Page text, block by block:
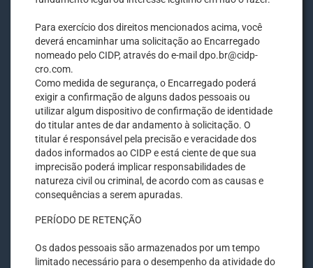
Para exercício dos direitos mencionados acima, você
deverá encaminhar uma solicitação ao Encarregado
nomeado pelo CIDP, através do e-mail dpo.br@cidp-
cro.com.
Como medida de segurança, o Encarregado poderá
exigir a confirmação de alguns dados pessoais ou
utilizar algum dispositivo de confirmação de identidade
do titular antes de dar andamento à solicitação. O
titular é responsável pela precisão e veracidade dos
dados informados ao CIDP e está ciente de que sua
imprecisão poderá implicar responsabilidades de
natureza civil ou criminal, de acordo com as causas e
consequências a serem apuradas.
PERÍODO DE RETENÇÃO
Os dados pessoais são armazenados por um tempo
limitado necessário para o desempenho da atividade do